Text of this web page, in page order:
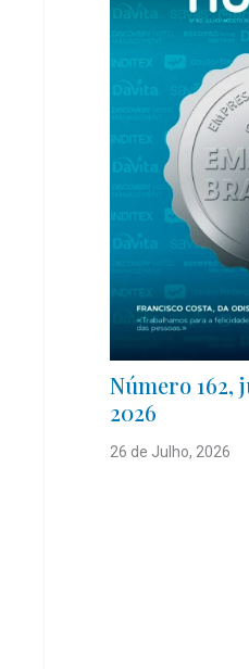
Número 162,
2026
26 de Julho, 2026